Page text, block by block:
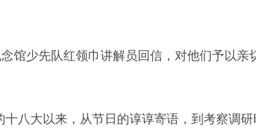
馆少先队红领巾讲解员回信，对他们予以亲
八大以来，从节日的谆谆寄语，到考察调研